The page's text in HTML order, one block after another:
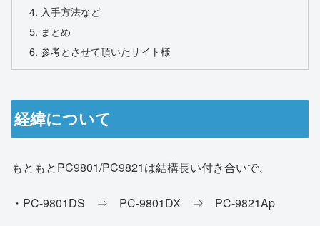
入手方法など
まとめ
参考とさせて頂いたサイト様
経緯について
もともとPC9801/PC9821は結構長い付き合いで、
・PC-9801DS ⇒ PC-9801DX ⇒ PC-9821Ap